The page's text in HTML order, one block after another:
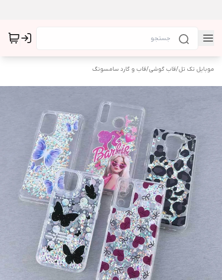
موبایل تک تل/قاب گوشی/قاب و گارد سامسونگ